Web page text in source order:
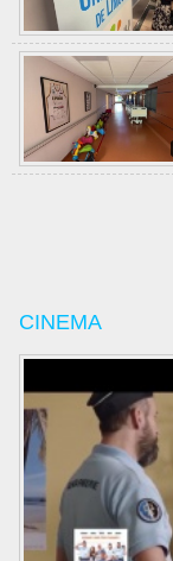
CINEMA